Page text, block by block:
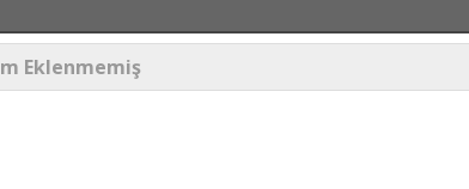
Eklenmemiş